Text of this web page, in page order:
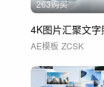
263购买
AE模板 ZCSK